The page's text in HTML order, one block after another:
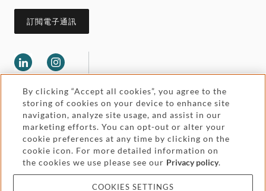
訂閲電子通訊
Legal and regulatory
Pricing
Accessibility
Attorney advertising
By clicking “Accept all cookies”, you agree to the
storing of cookies on your device to enhance site
navigation, analyze site usage, and assist in our
marketing efforts. You can opt-out or alter your
cookie preferences at any time by clicking on the
cookie icon. For more detailed information on
the cookies we use please see our Privacy policy.
COOKIES SETTINGS